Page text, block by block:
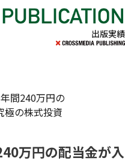
出版実績
万円の配当金が入